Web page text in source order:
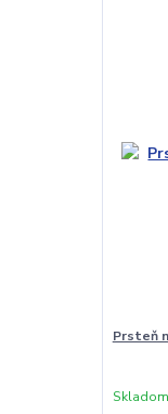
Prsteň
Skladom